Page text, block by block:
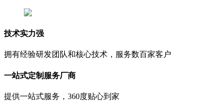
技术实力强
拥有经验研发团队和核心技术，服务数百家客户
一站式定制服务厂商
提供一站式服务，360度贴心到家